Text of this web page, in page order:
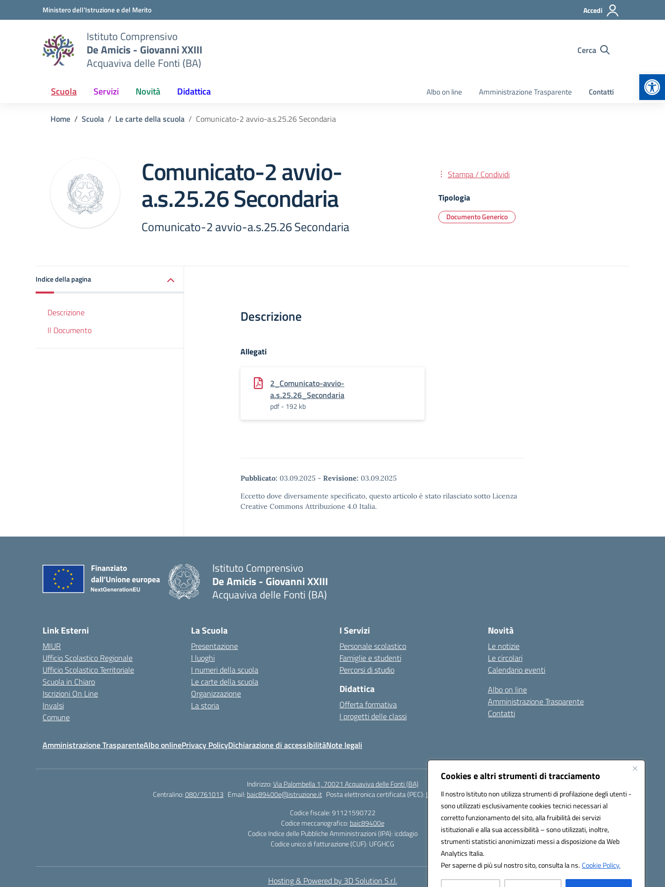
Cookies e altri strumenti di tracciamento
Il nostro Istituto non utilizza strumenti di profilazione degli utenti -
sono utilizzati esclusivamente cookies tecnici necessari al
corretto funzionamento del sito, alla fruibilità dei servizi
istituzionali e alla sua accessibilità – sono utilizzati, inoltre,
strumenti statistici anonimizzati messi a disposizione da Web
Analytics Italia.
Per saperne di più sul nostro sito, consulta la ns.Cookie Policy.
Vai ai contenuti
Vai al menu di navigazioneMinistero dell'Istruzione e del Merito Accedi
Istituto Comprensivo
De Amicis - Giovanni XXIII
Acquaviva delle Fonti (BA)
Cerca
Scuola Servizi Novità Didattica Albo on line Amministrazione Trasparente Contatti
Home Scuola Le carte della scuola Comunicato-2 avvio-a.s.25.26 Secondaria
Comunicato-2 avvio-
a.s.25.26 Secondaria
Comunicato-2 avvio-a.s.25.26 Secondaria
Stampa / Condividi
Tipologia
Documento Generico
Indice della pagina
Descrizione
Il Documento
Descrizione
Allegati
2_Comunicato-avvio-
a.s.25.26_Secondaria
pdf - 192 kb
Pubblicato: 03.09.2025 - Revisione: 03.09.2025
Eccetto dove diversamente specificato, questo articolo è stato rilasciato sotto Licenza
Creative Commons Attribuzione 4.0 Italia.
Istituto Comprensivo
De Amicis - Giovanni XXIII
Acquaviva delle Fonti (BA)
Link Esterni
MIUR
Ufficio Scolastico Regionale
Ufficio Scolastico Territoriale
Scuola in Chiaro
Iscrizioni On Line
Invalsi
Comune
La Scuola
Presentazione
I luoghi
I numeri della scuola
Le carte della scuola
Organizzazione
La storia
I Servizi
Personale scolastico
Famiglie e studenti
Percorsi di studio
Didattica
Offerta formativa
I progetti delle classi
Novità
Le notizie
Le circolari
Calendario eventi
Albo on line
Amministrazione Trasparente
Contatti
Amministrazione TrasparenteAlbo onlinePrivacy PolicyDichiarazione di accessibilitàNote legali
Indirizzo:Via Palombella 1, 70021 Acquaviva delle Fonti (BA)
Centralino:080/761013 Email: baic89400e@istruzione.it Posta elettronica certificata (PEC): baic89400e@pec.istruzione.it
Codice fiscale: 91121590722
Codice meccanografico: baic89400e
Codice Indice delle Pubbliche Amministrazioni (IPA): icddagio
Codice unico di fatturazione (CUF): UFGHCG
Hosting & Powered by 3D Solution S.r.l.